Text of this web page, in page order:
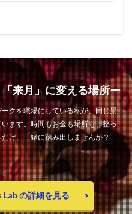
場所ー" width="768" height="432" >
来月」に変える場所ー
クを職場にしている私が、同じ景
ます。時間もお金も場所も、整っ
け、一緒に踏み出しませんか？
の詳細を見る